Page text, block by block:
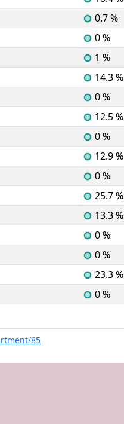
0.7 %
0 %
1 %
14.3 %
0 %
12.5 %
0 %
12.9 %
0 %
25.7 %
13.3 %
0 %
0 %
23.3 %
0 %
85